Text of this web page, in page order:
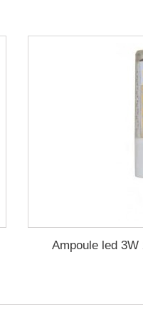
Ampoule led